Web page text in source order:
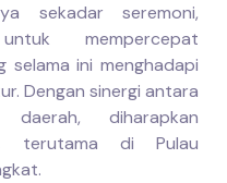
sekadar seremoni,
mempercepat
selama ini menghadapi
Dengan sinergi antara
diharapkan
terutama di Pulau